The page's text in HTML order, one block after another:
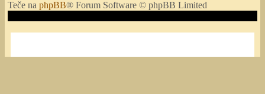
Teče na phpBB® Forum Software © phpBB Limited